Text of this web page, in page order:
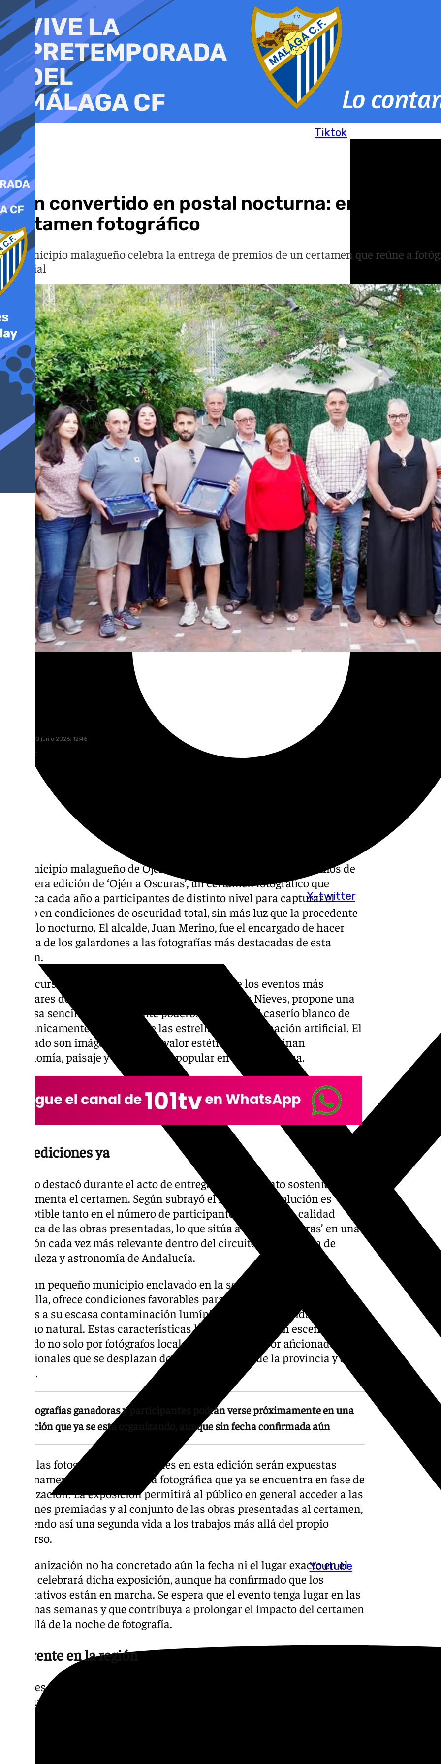
al
contenido
Tiktok
X-twitter
Youtube
Ojén convertido en postal nocturna:
certamen fotográfico
El municipio malagueño celebra la entrega de premios de un certamen que reúne a
artificial
miércoles, 10 junio 2026, 12:46
Compartir:
El municipio malagueño de Ojén ha celebrado la entrega de premios de
la tercera edición de ‘Ojén a Oscuras’, un certamen fotográfico que
convoca cada año a participantes de distinto nivel para capturar el
pueblo en condiciones de oscuridad total, sin más luz que la procedente
del cielo nocturno. El alcalde, Juan Merino, fue el encargado de hacer
entrega de los galardones a las fotografías más destacadas de esta
edición.
El concurso, que se ha consolidado como uno de los eventos más
singulares de la agenda cultural de la Sierra de las Nieves, propone una
premisa sencilla y visualmente poderosa: retratar el caserío blanco de
Ojén únicamente bajo la luz de las estrellas, sin iluminación artificial. El
resultado son imágenes de gran valor estético, que combinan
astronomía, paisaje y arquitectura popular en una sola toma.
Tres ediciones ya
Merino destacó durante el acto de entrega el crecimiento sostenido que
experimenta el certamen. Según subrayó el regidor, la evolución es
perceptible tanto en el número de participantes como en la calidad
artística de las obras presentadas, lo que sitúa a ‘Ojén a Oscuras’ en una
posición cada vez más relevante dentro del circuito de fotografía de
naturaleza y astronomía de Andalucía.
Ojén, un pequeño municipio enclavado en la serranía al norte de
Marbella, ofrece condiciones favorables para este tipo de fotografía
gracias a su escasa contaminación lumínica y a la singularidad de su
entorno natural. Estas características lo convierten en un escenario
buscado no solo por fotógrafos locales, sino también por aficionados y
profesionales que se desplazan desde otros puntos de la provincia y de la
región.
Las fotografías ganadoras y participantes podrán verse próximamente en una
exposición que ya se está organizando, aunque sin fecha confirmada aún
Todas las fotografías participantes en esta edición serán expuestas
próximamente en una muestra fotográfica que ya se encuentra en fase de
organización. La exposición permitirá al público en general acceder a las
imágenes premiadas y al conjunto de las obras presentadas al certamen,
ofreciendo así una segunda vida a los trabajos más allá del propio
concurso.
La organización no ha concretado aún la fecha ni el lugar exacto en el
que se celebrará dicha exposición, aunque ha confirmado que los
preparativos están en marcha. Se espera que el evento tenga lugar en las
próximas semanas y que contribuya a prolongar el impacto del certamen
más allá de la noche de fotografía.
Referente en la región
Con tres ediciones a sus espaldas, ‘Ojén a Oscuras’ se ha ido afianzando
como un certamen con identidad propia dentro del municipio. La